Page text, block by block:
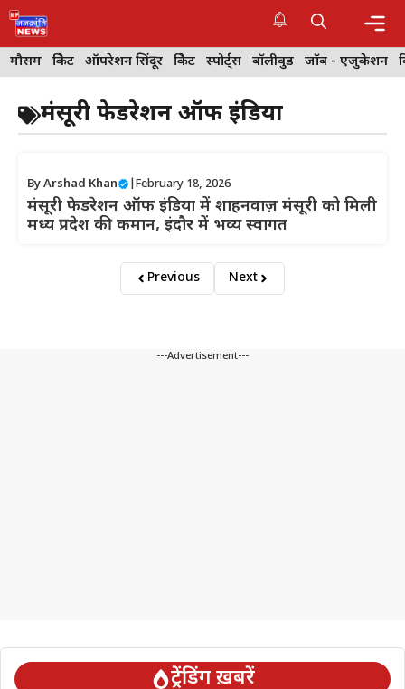
Skip
to
content
मौसम क्रिकेट ऑपरेशन सिंदूर क्रिकेट स्पोर्ट्स बॉलीवुड जॉब - एजुकेशन
मंसूरी फेडरेशन ऑफ इंडिया
ByArshad Khan February 18, 2026
मंसूरी फेडरेशन ऑफ इंडिया में शाहनवाज़ मंसूरी को मिली
मध्य प्रदेश की कमान, इंदौर में भव्य स्वागत
Previous Next
---Advertisement---
ट्रेंडिंग ख़बरें